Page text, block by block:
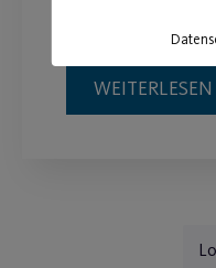
WEITERLESEN